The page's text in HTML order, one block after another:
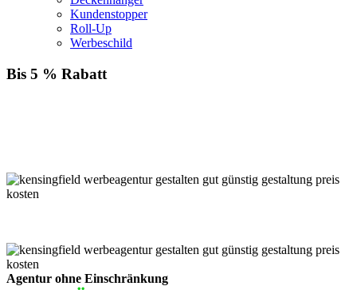
Kundenstopper
Roll-Up
Werbeschild
Bis 5 % Rabatt
Agentur ohne Einschränkung